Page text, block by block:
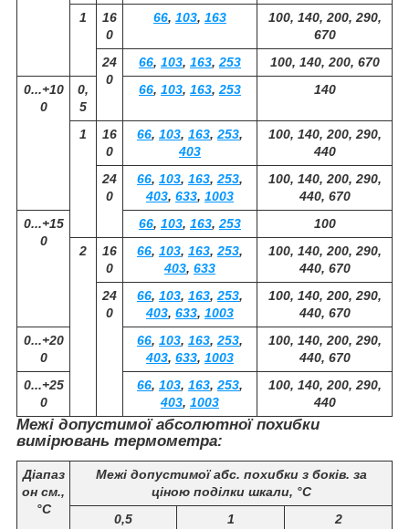
1
16
0
66, 103, 163
100, 140, 200, 290,
670
24
0
66, 103, 163, 253
100, 140, 200, 670
0...+10
0
0,
5
66, 103, 163, 253 140
1
16
0
66, 103, 163, 253,
403
100, 140, 200, 290,
440
24
0
66, 103, 163, 253,
403, 633, 1003
100, 140, 200, 290,
440, 670
0...+15
0
66, 103, 163, 253
100
2
16
0
66, 103, 163, 253,
403, 633
100, 140, 200, 290,
440, 670
24
0
66, 103, 163, 253,
403, 633, 1003
100, 140, 200, 290,
440, 670
0...+20
0
66, 103, 163, 253,
403, 633, 1003
100, 140, 200, 290,
440, 670
0...+25
0
66, 103, 163, 253,
403, 1003
100, 140, 200, 290,
440
Межі допустимої абсолютної похибки
вимірювань термометра:
Діапаз
он см.,
°С
Межі допустимої абс. похибки з боків. за
ціною поділки шкали, °C
0,5
1
2